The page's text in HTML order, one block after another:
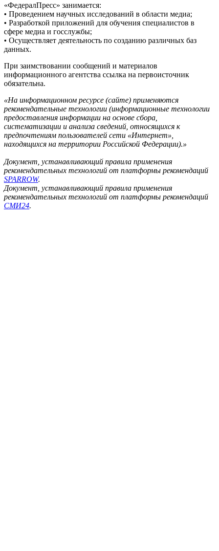
«ФедералПресс» занимается:
• Проведением научных исследований в области медиа;
• Разработкой приложений для обучения специалистов в
сфере медиа и госслужбы;
• Осуществляет деятельность по созданию различных баз
данных.
При заимствовании сообщений и материалов
информационного агентства ссылка на первоисточник
обязательна.
«На информационном ресурсе (сайте) применяются
рекомендательные технологии (информационные технологии
предоставления информации на основе сбора,
систематизации и анализа сведений, относящихся к
предпочтениям пользователей сети «Интернет»,
находящихся на территории Российской Федерации).»
Документ, устанавливающий правила применения
рекомендательных технологий от платформы рекомендаций
SPARROW.
Документ, устанавливающий правила применения
рекомендательных технологий от платформы рекомендаций
СМИ24.